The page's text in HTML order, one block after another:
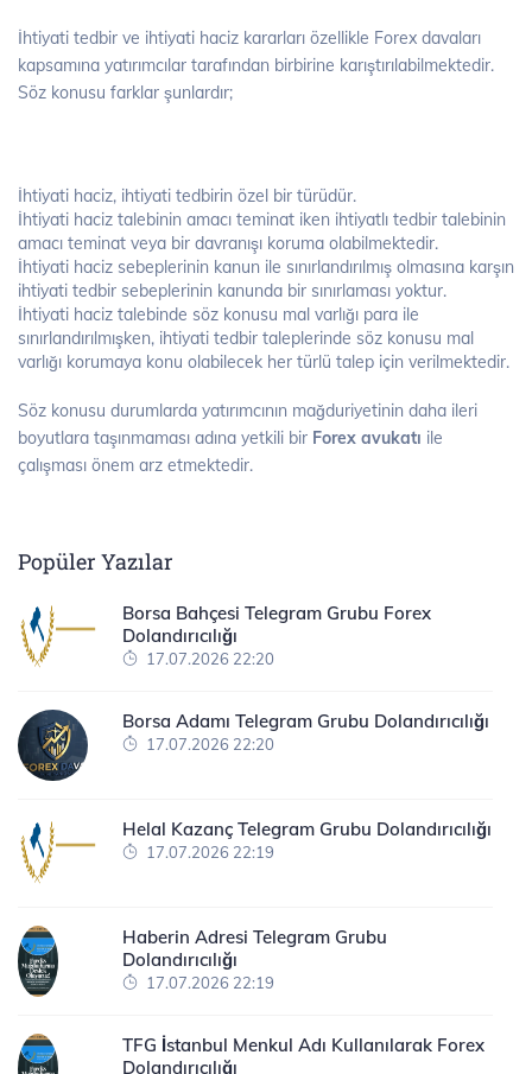
İhtiyati tedbir ve ihtiyati haciz kararları özellikle Forex davaları
kapsamına yatırımcılar tarafından birbirine karıştırılabilmektedir.
Söz konusu farklar şunlardır;
İhtiyati haciz, ihtiyati tedbirin özel bir türüdür.
İhtiyati haciz talebinin amacı teminat iken ihtiyatlı tedbir talebinin
amacı teminat veya bir davranışı koruma olabilmektedir.
İhtiyati haciz sebeplerinin kanun ile sınırlandırılmış olmasına karşın
ihtiyati tedbir sebeplerinin kanunda bir sınırlaması yoktur.
İhtiyati haciz talebinde söz konusu mal varlığı para ile
sınırlandırılmışken, ihtiyati tedbir taleplerinde söz konusu mal
varlığı korumaya konu olabilecek her türlü talep için verilmektedir.
Söz konusu durumlarda yatırımcının mağduriyetinin daha ileri
boyutlara taşınmaması adına yetkili bir Forex avukatı ile
çalışması önem arz etmektedir.
Popüler Yazılar
Borsa Bahçesi Telegram Grubu Forex
Dolandırıcılığı
17.07.2026 22:20
Borsa Adamı Telegram Grubu Dolandırıcılığı
17.07.2026 22:20
Helal Kazanç Telegram Grubu Dolandırıcılığı
17.07.2026 22:19
Haberin Adresi Telegram Grubu
Dolandırıcılığı
17.07.2026 22:19
TFG İstanbul Menkul Adı Kullanılarak Forex
Dolandırıcılığı